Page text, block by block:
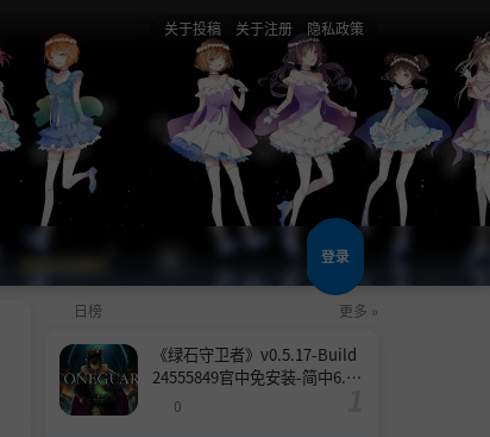
关于投稿 关于注册 隐私政策
登录
日榜 更多 »
《绿石守卫者》v0.5.17-Build
24555849官中免安装-简中6.6
0